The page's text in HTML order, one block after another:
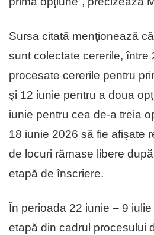
Sursa citată menţionează
sunt colectate cererile, între
procesate cererile pentru
şi 12 iunie pentru a doua
iunie pentru cea de-a treia
18 iunie 2026 să fie afişate
de locuri rămase libere
etapă de înscriere.
În perioada 22 iunie – 9
etapă din cadrul procesului